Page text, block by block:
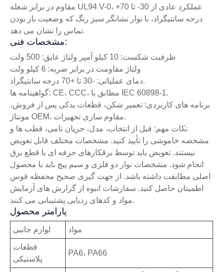
مقاوم در برابر شعله UL94 V-0، عملکرد عادی از 30- تا 70+
درجه سانتیگراد، با نوار نشانگر سبز رنگ که وضعیت باز بودن
تماس را نشان می دهد.
مشخصات فنی:
ظرفیت شکست: 10 کیلو آمپر ولتاژ عایق: 500 ولت
ولتاژ مقاومت در برابر ضربه: 6 کیلو ولت
دمای عملیاتی: -30 تا +70 درجه سانتیگراد.
گواهینامه ها: CE، CCC، مطابق با IEC 60898-1.
برنامه های کاربردی: تعمیر شکن، قطعات یدکی پس از فروش،
مونتاژ OEM، مقاوم سازی تجهیزات.
نکات مهم: قبل از انتخاب، مدل، جریان نامی، قطب ها و
مشخصه خاموشی را تأیید کنید. مشخصات مختلف قابل تعویض
نیستند. تعویض باید توسط برقکارهای حرفه ای با قطع برق
انجام شود. مشخصات نوار دو فلزی و سیم پیچ باید با محصول
اصلی مطابقت داشته باشد. از جهت گیری صحیح محفظه قوس
اطمینان حاصل کنید. سفارشات انبوه از گزارش های آزمایش
مواد و کدهای ردیابی پشتیبانی می کنند.
پارامتر محصول
لوازم جانبی مواد
قطعات
پلاستیکی
PA6، PA66